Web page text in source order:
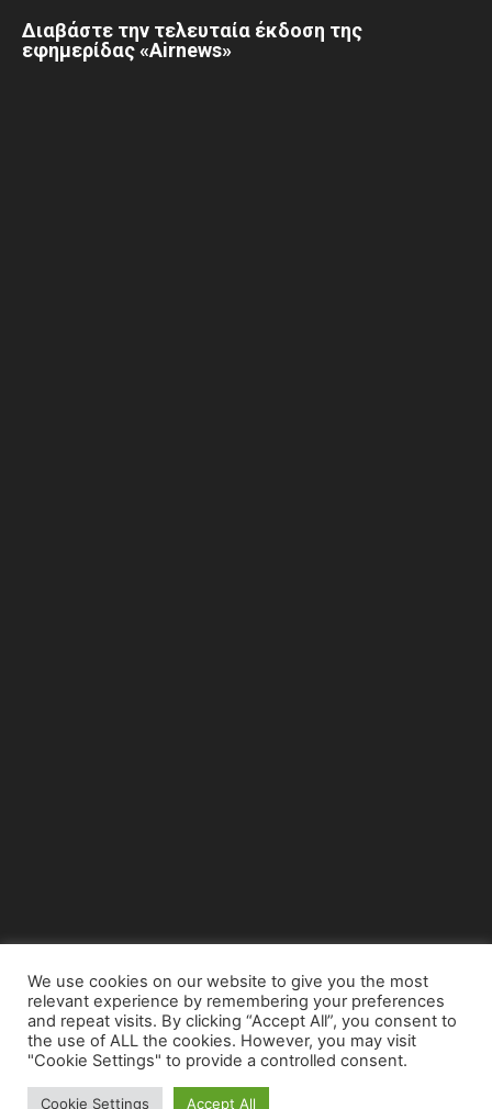
Διαβάστε την τελευταία έκδοση της
εφημερίδας «Airnews»
© Copyright 2015 - www.airnews.gr
We use cookies on our website to give you the most
relevant experience by remembering your preferences
and repeat visits. By clicking “Accept All”, you consent to
the use of ALL the cookies. However, you may visit
"Cookie Settings" to provide a controlled consent.
Cookie Settings Accept All